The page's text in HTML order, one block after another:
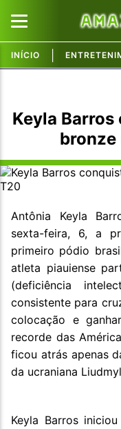
INÍCIO
Keyla
bronze
Antônia Keyla
sexta-feira, 6, a
primeiro pódio
atleta piauiense
(deficiência
consistente para
colocação e
recorde das
ficou atrás apenas
da ucraniana
Keyla Barros